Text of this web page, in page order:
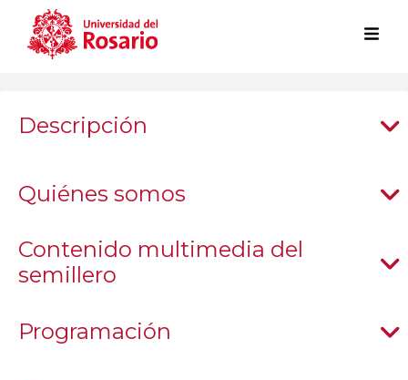
Descripción
Quiénes somos
Contenido multimedia del
semillero
Programación